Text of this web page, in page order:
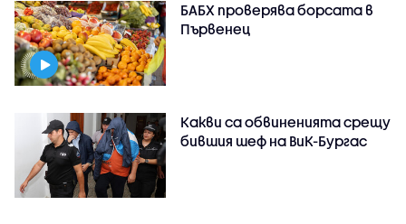
БАБХ проверява борсата в
Първенец
Какви са обвиненията срещу
бившия шеф на ВиК-Бургас